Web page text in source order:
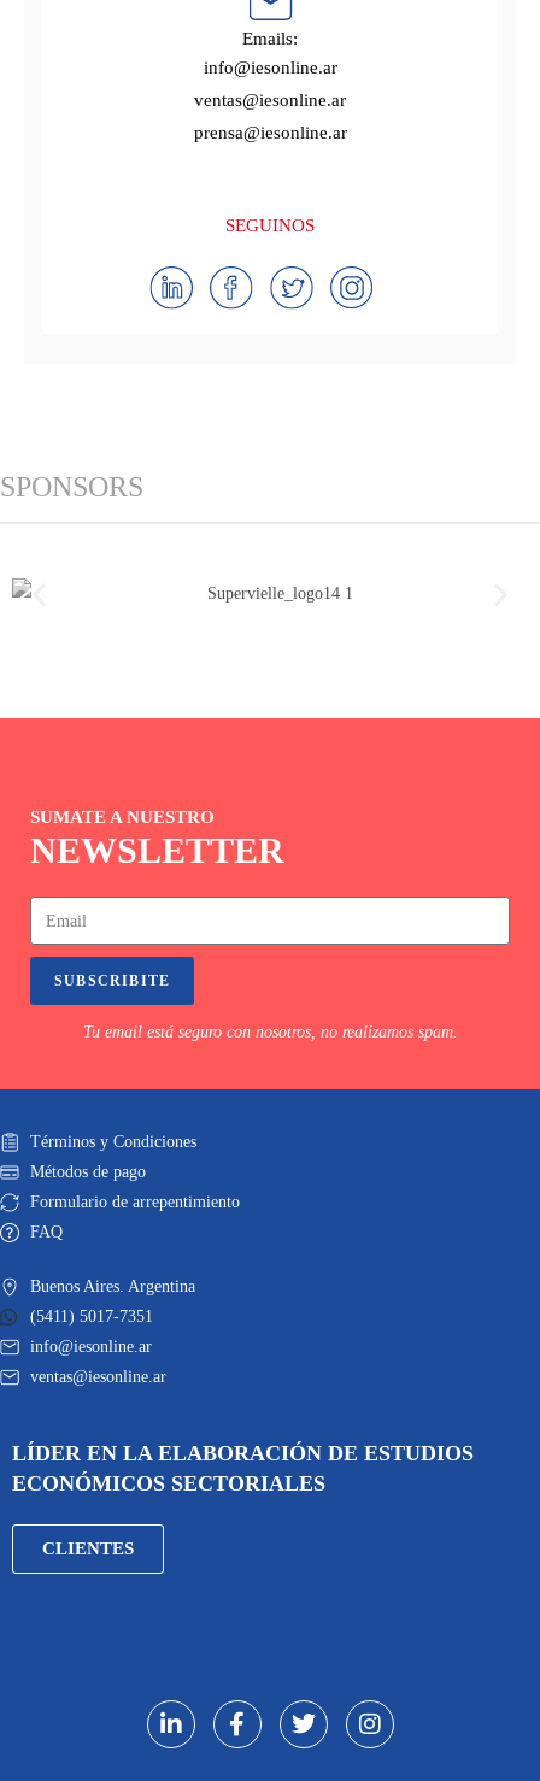
Emails:
info@iesonline.ar
ventas@iesonline.ar
prensa@iesonline.ar
SEGUINOS
SPONSORS
SUMATE A NUESTRO
NEWSLETTER
SUBSCRIBITE
Tu email está seguro con nosotros, no realizamos spam.
Términos y Condiciones
Métodos de pago
Formulario de arrepentimiento
FAQ
Buenos Aires. Argentina
(5411) 5017-7351
info@iesonline.ar
ventas@iesonline.ar
LÍDER EN LA ELABORACIÓN DE ESTUDIOS
ECONÓMICOS SECTORIALES
CLIENTES